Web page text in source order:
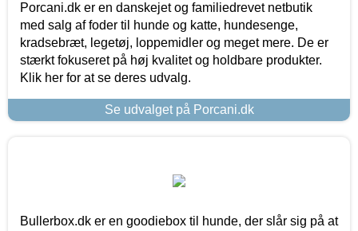
Porcani.dk er en danskejet og familiedrevet netbutik
med salg af foder til hunde og katte, hundesenge,
kradsebræt, legetøj, loppemidler og meget mere. De er
stærkt fokuseret på høj kvalitet og holdbare produkter.
Klik her for at se deres udvalg.
Se udvalget på Porcani.dk
Bullerbox.dk er en goodiebox til hunde, der slår sig på at